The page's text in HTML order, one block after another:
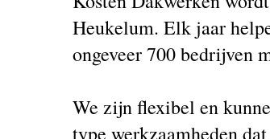
Heukelum. Elk jaar
ongeveer 700 bedrijven
We zijn flexibel en
type werkzaamheden